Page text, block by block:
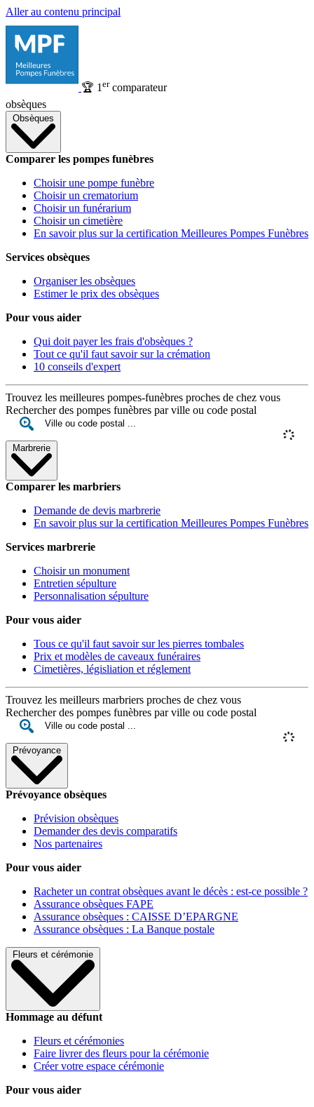
Aller au contenu principal
🏆 1 ercomparateur
obsèques
Obsèques
Comparer les pompes funèbres
Choisir une pompe funèbre
Choisir un crematorium
Choisir un funérarium
Choisir un cimetière
En savoir plus sur la certification Meilleures Pompes Funèbres
Services obsèques
Organiser les obsèques
Estimer le prix des obsèques
Pour vous aider
Qui doit payer les frais d'obsèques ?
Tout ce qu'il faut savoir sur la crémation
10 conseils d'expert
Trouvez les meilleures pompes-funèbres proches de chez vous
Rechercher des pompes funèbres par ville ou code postal
Marbrerie
Comparer les marbriers
Demande de devis marbrerie
En savoir plus sur la certification Meilleures Pompes Funèbres
Services marbrerie
Choisir un monument
Entretien sépulture
Personnalisation sépulture
Pour vous aider
Tous ce qu'il faut savoir sur les pierres tombales
Prix et modèles de caveaux funéraires
Cimetières, législiation et réglement
Trouvez les meilleurs marbriers proches de chez vous
Rechercher des pompes funèbres par ville ou code postal
Prévoyance
Prévoyance obsèques
Prévision obsèques
Demander des devis comparatifs
Nos partenaires
Pour vous aider
Racheter un contrat obsèques avant le décès : est-ce possible ?
Assurance obsèques FAPE
Assurance obsèques : CAISSE D’EPARGNE
Assurance obsèques : La Banque postale
Fleurs et cérémonie
Hommage au défunt
Fleurs et cérémonies
Faire livrer des fleurs pour la cérémonie
Créer votre espace cérémonie
Pour vous aider